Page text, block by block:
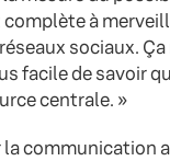
complète à
sociaux.
facile de savoir
centrale. »
communication